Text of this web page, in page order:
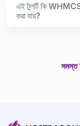
এই টুলটি কি
করা যায়?
সমস্ত